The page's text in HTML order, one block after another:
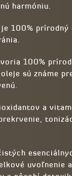
harmóniu.
je 100% prírodný
100%
sú známe
a
uvoľnenie